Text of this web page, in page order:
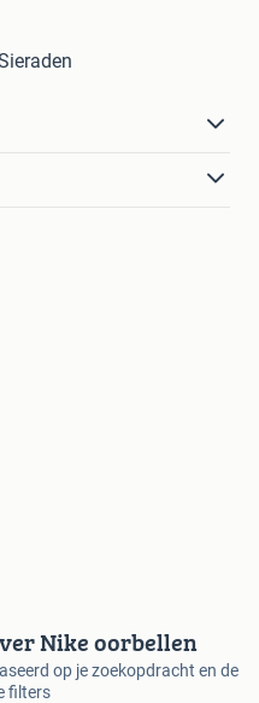
Nike oorbellen
op je zoekopdracht en de
filters